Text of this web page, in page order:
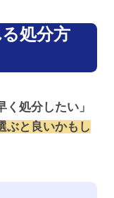
処分方
く処分したい」
ぶと良いかもし